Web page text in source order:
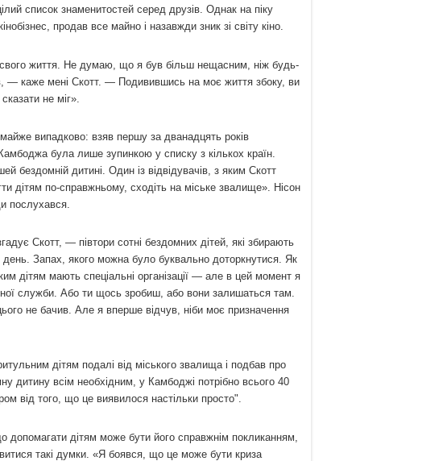
список знаменитостей серед друзів. Однак на піку
продав все майно і назавжди зник зі світу кіно.
свого життя. Не думаю, що я був більш нещасним, ніж будь-
— каже мені Скотт. — Подивившись на моє життя збоку, ви
не міг».
випадково: взяв першу за дванадцять років
була лише зупинкою у списку з кількох країн.
бездомній дитині. Один із відвідувачів, з яким Скотт
дітям по-справжньому, сходіть на міське звалище». Нісон
послухався.
Скотт, — півтори сотні бездомних дітей, які збирають
Запах, якого можна було буквально доторкнутися. Як
дітям мають спеціальні організації — але в цей момент я
служби. Або ти щось зробиш, або вони залишаться там.
не бачив. Але я вперше відчув, ніби моє призначення
дітям подалі від міського звалища і подбав про
дитину всім необхідним, у Камбоджі потрібно всього 40
від того, що це виявилося настільки просто".
дітям може бути його справжнім покликанням,
такі думки. «Я боявся, що це може бути криза